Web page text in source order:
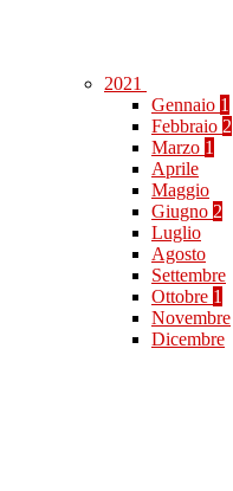
2021
Gennaio 1
Febbraio 2
Marzo 1
Aprile
Maggio
Giugno 2
Luglio
Agosto
Settembre
Ottobre 1
Novembre
Dicembre